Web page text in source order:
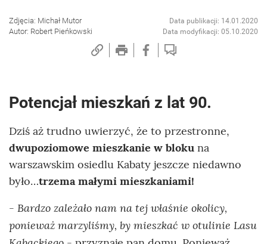
Zdjęcia: Michał Mutor
Autor: Robert Pieńkowski
Data publikacji: 14.01.2020
Data modyfikacji: 05.10.2020
Potencjał mieszkań z lat 90.
Dziś aż trudno uwierzyć, że to przestronne,
dwupoziomowe mieszkanie w bloku na
warszawskim osiedlu Kabaty jeszcze niedawno
było…trzema małymi mieszkaniami!
- Bardzo zależało nam na tej właśnie okolicy,
ponieważ marzyliśmy, by mieszkać w otulinie Lasu